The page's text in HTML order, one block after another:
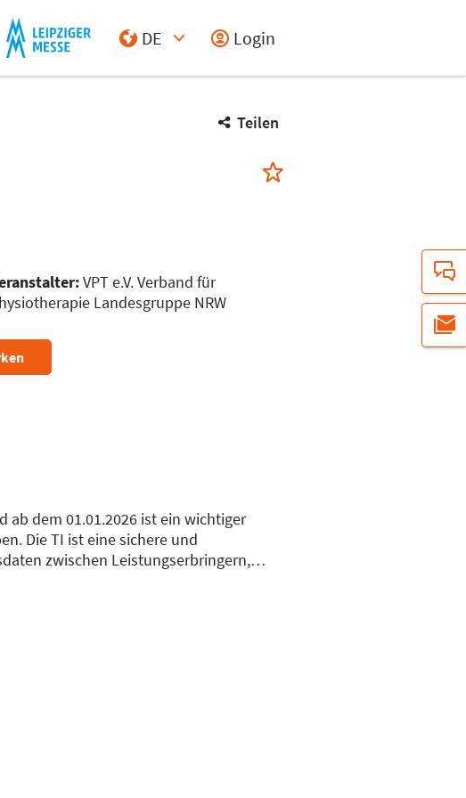
DE
Login
Teilen
VPT e.V. Verband für
Landesgruppe NRW
dem 01.01.2026 ist ein wichtiger
Die TI ist eine sichere und
zwischen Leistungserbringern,
in die TI relevant sind. Auch wird auf
näher eingegangen.